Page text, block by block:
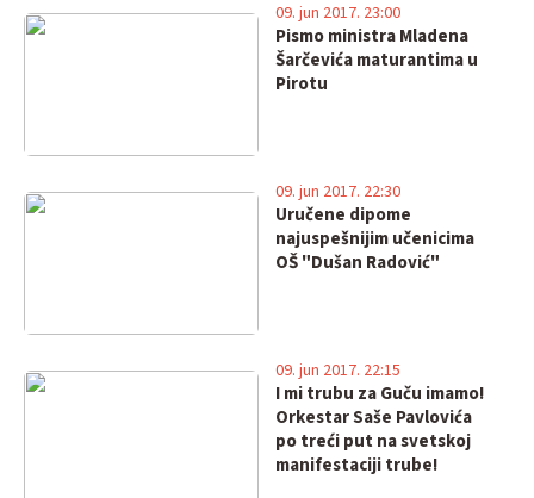
Pismo ministra Mladena
Šarčevića maturantima u
Pirotu
09. jun 2017. 23:00
Uručene dipome
najuspešnijim učenicima
OŠ "Dušan Radović"
09. jun 2017. 22:30
I mi trubu za Guču imamo!
Orkestar Saše Pavlovića
po treći put na svetskoj
manifestaciji trube!
09. jun 2017. 22:15